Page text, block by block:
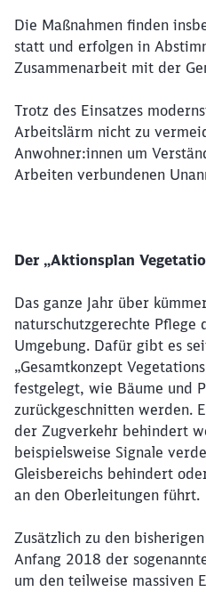
Die Maßnahmen finden
statt und erfolgen in
Zusammenarbeit mit der
Trotz des Einsatzes
Arbeitslärm nicht zu
Anwohner:innen um
Arbeiten verbundenen
Der „Aktionsplan
Das ganze Jahr über
naturschutzgerechte Pflege
Umgebung. Dafür gibt es
„Gesamtkonzept
festgelegt, wie Bäume und
zurückgeschnitten werden.
der Zugverkehr behindert
beispielsweise Signale
Gleisbereichs behindert
an den Oberleitungen führt.
Zusätzlich zu den
Anfang 2018 der
um den teilweise massiven
Möchten Sie zu
werden?
Abbrechen